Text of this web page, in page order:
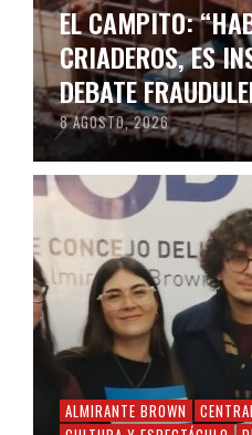
EL CAMPITO:
CRIADEROS, ES
DEBATE
8 AGOSTO, 2026
ALMIRANTE BROWN